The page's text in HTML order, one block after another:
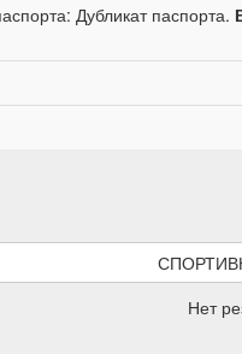
Дубликат паспорта.
Нет